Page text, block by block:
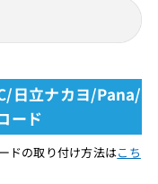
日立ナカヨ/Pana/
ード
ドの取り付け方法はこち